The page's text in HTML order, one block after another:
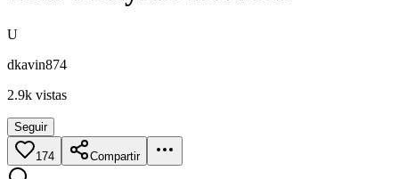
U
dkavin874
2.9k vistas
Seguir
174 Compartir